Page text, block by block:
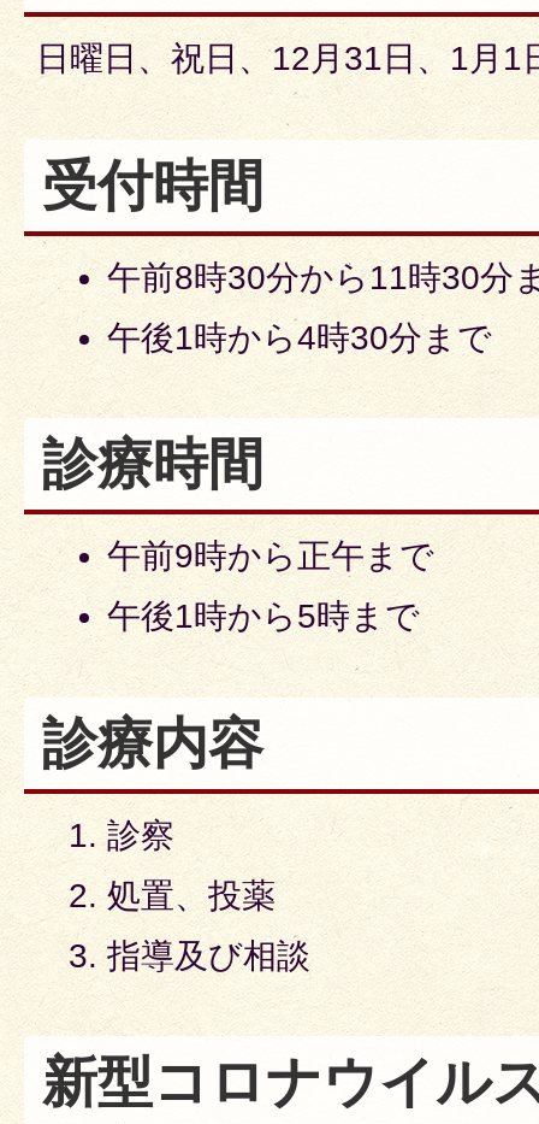
日曜日、祝日、12月31日、1月1
受付時間
午前8時30分から11時30分
午後1時から4時30分まで
診療時間
午前9時から正午まで
午後1時から5時まで
診療内容
診察
処置、投薬
指導及び相談
新型コロナウイル